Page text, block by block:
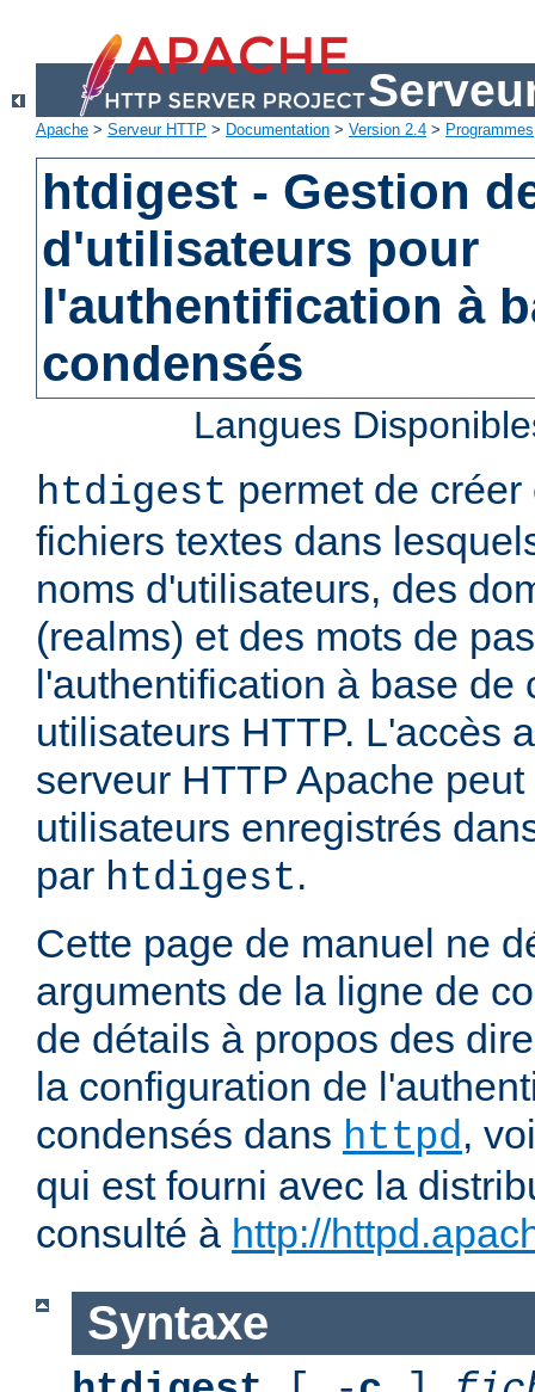
Apache > Serveur HTTP > Documentation > Version 2.4 > Programmes
htdigest - Gestion
d'utilisateurs pour
l'authentification à
condensés
Langues
htdigest permet de
fichiers textes dans
noms d'utilisateurs, des
(realms) et des mots de
l'authentification à base de
utilisateurs HTTP. L'accès
serveur HTTP Apache
utilisateurs enregistrés
par htdigest.
Cette page de manuel ne
arguments de la ligne de
de détails à propos des
la configuration de
condensés dans httpd,
qui est fourni avec la
consulté à http://
Syntaxe